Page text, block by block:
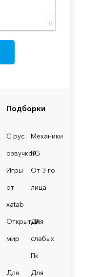
Подборки
С рус.
озвучкой
Механики
RG
Игры
от
xatab
От 3-го
лица
Открытый
мир
Для
слабых
Пк
Для
Для
0